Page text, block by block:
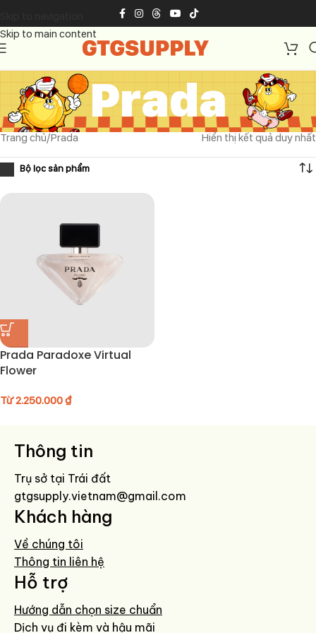
Skip to main content
Prada
Trang chủ Prada Hiển thị kết quả duy nhất
Prada Paradoxe Virtual
Flower
Từ2.250.000₫
Thông tin
Trụ sở tại Trái đất
gtgsupply.vietnam@gmail.com
Khách hàng
Về chúng tôi
Thông tin liên hệ
Hỗ trợ
Hướng dẫn chọn size chuẩn
Dịch vụ đi kèm và hậu mãi